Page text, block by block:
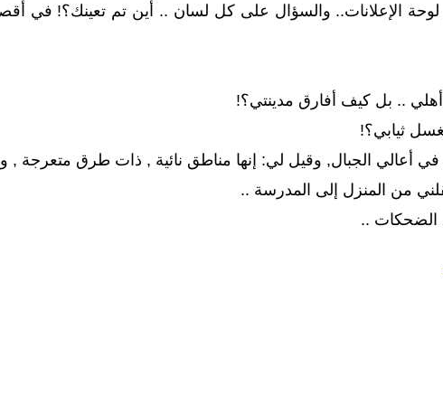
لوحة الإعلانات.. والسؤال على كل لسان .. أين تم تعينك؟! في
.. بل كيف أفارق مدينتي؟!
ثيابي؟!
الجبال, وقيل لي: إنها مناطق نائية , ذات طرق متعرجة ,
من المنزل إلى المدرسة ..
الضحكات ..